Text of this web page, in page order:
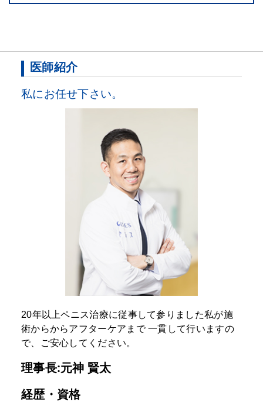
医師紹介
私にお任せ下さい。
20年以上ペニス治療に従事して参りました私が施
術からからアフターケアまで一貫して行いますの
で、ご安心してください。
理事長:元神 賢太
経歴・資格